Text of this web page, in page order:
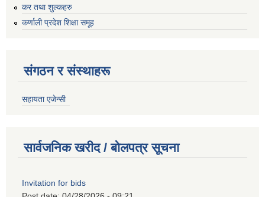
कर तथा शुल्कहरु
कर्णाली प्रदेश शिक्षा समूह
संगठन र संस्थाहरू
सहायता एजेन्सी
सार्वजनिक खरीद / बोलपत्र सूचना
Invitation for bids